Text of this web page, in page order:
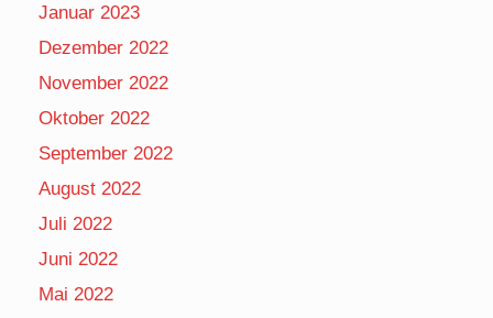
Januar 2023
Dezember 2022
November 2022
Oktober 2022
September 2022
August 2022
Juli 2022
Juni 2022
Mai 2022